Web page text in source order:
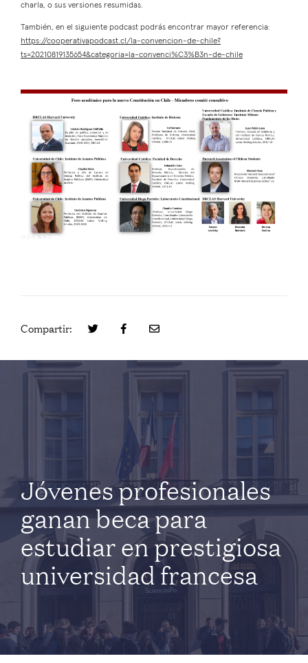
charla, o sus versiones resumidas.
También, en el siguiente podcast podrás encontrar mayor referencia:
https://cooperativapodcast.cl/la-convencion-de-chile?
ts=20210819135654&categoria=la-convenci%C3%B3n-de-chile
Compartir:
Jóvenes profesionales
ganan beca para
estudiar en prestigiosa
universidad francesa